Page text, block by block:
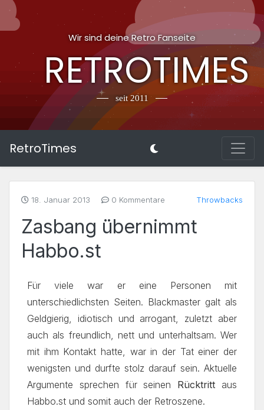
Wir sind deine Retro Fanseite
RETROTIMES
seit 2011
RetroTimes
18. Januar 2013 0 Kommentare Throwbacks
Zasbang übernimmt
Habbo.st
Für viele war er eine Personen mit
unterschiedlichsten Seiten. Blackmaster galt als
Geldgierig, idiotisch und arrogant, zuletzt aber
auch als freundlich, nett und unterhaltsam. Wer
mit ihm Kontakt hatte, war in der Tat einer der
wenigsten und durfte stolz darauf sein. Aktuelle
Argumente sprechen für seinen Rücktritt aus
Habbo.st und somit auch der Retroszene.